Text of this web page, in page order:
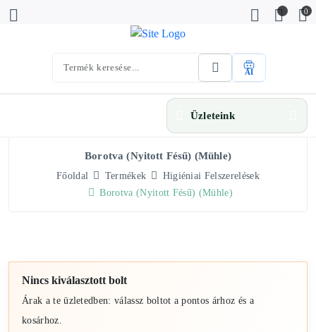
0
AI
Üzleteink
Borotva (nyitott Fésű) (Mühle)
Főoldal Termékek
Higiéniai Felszerelések
Borotva (nyitott Fésű) (Mühle)
Nincs kiválasztott bolt
Árak a te üzletedben: válassz boltot a pontos árhoz és a
kosárhoz.